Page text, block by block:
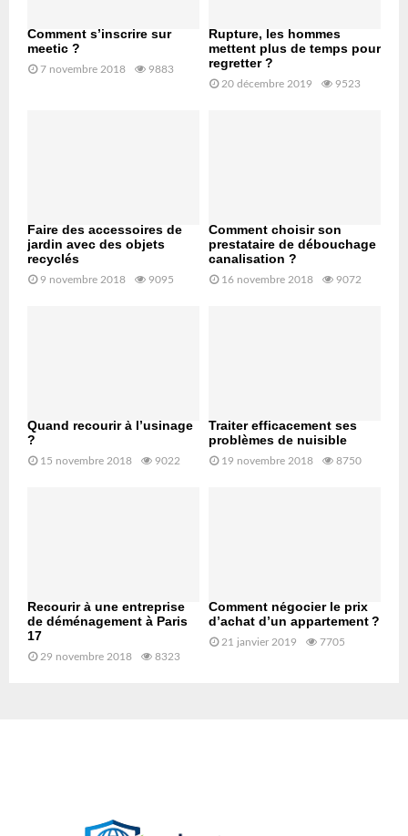
Comment s’inscrire sur
meetic ?
7 novembre 2018 9883
Rupture, les hommes
mettent plus de temps pour
regretter ?
20 décembre 2019 9523
Faire des accessoires de
jardin avec des objets
recyclés
9 novembre 2018 9095
Comment choisir son
prestataire de débouchage
canalisation ?
16 novembre 2018 9072
Quand recourir à l’usinage
?
15 novembre 2018 9022
Traiter efficacement ses
problèmes de nuisible
19 novembre 2018 8750
Recourir à une entreprise
de déménagement à Paris
17
29 novembre 2018 8323
Comment négocier le prix
d’achat d’un appartement ?
21 janvier 2019 7705